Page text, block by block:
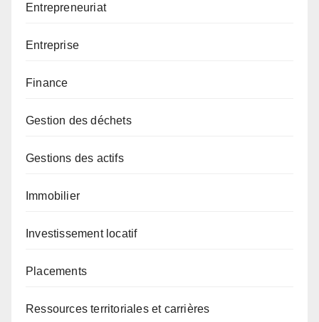
Entrepreneuriat
Entreprise
Finance
Gestion des déchets
Gestions des actifs
Immobilier
Investissement locatif
Placements
Ressources territoriales et carrières